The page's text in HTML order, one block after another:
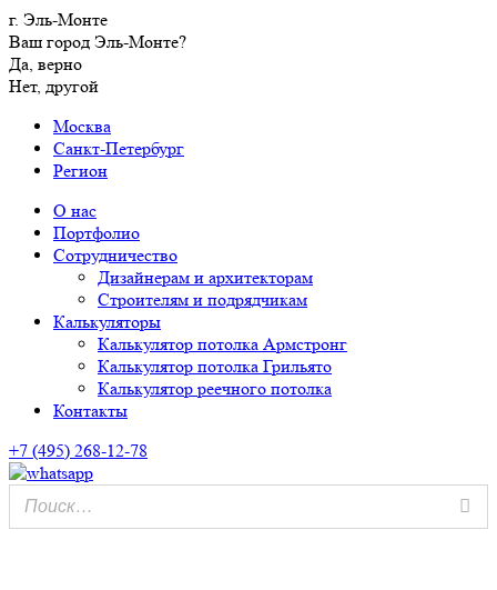
г. Эль-Монте
Ваш город Эль-Монте?
Да, верно
Нет, другой
Москва
Санкт-Петербург
Регион
О нас
Портфолио
Сотрудничество
Дизайнерам и архитекторам
Строителям и подрядчикам
Калькуляторы
Калькулятор потолка Армстронг
Калькулятор потолка Грильято
Калькулятор реечного потолка
Контакты
+7 (495) 268-12-78